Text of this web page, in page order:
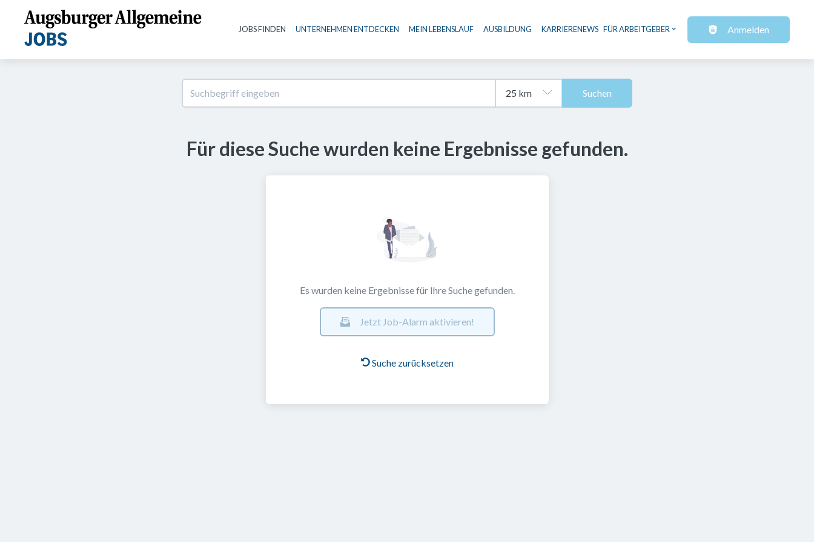
Haupt-Navigation
JOBS FINDEN UNTERNEHMEN ENTDECKEN MEIN LEBENSLAUF AUSBILDUNG KARRIERENEWS FÜR ARBEITGEBER Anmelden
Suchen
Für diese Suche wurden keine Ergebnisse gefunden.
Es wurden keine Ergebnisse für Ihre Suche gefunden.
Jetzt Job-Alarm aktivieren!
Suche zurücksetzen